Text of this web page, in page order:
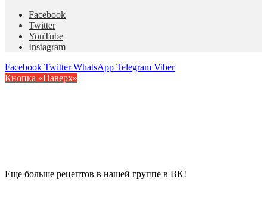
Facebook
Twitter
YouTube
Instagram
Facebook Twitter WhatsApp Telegram Viber
Кнопка «Наверх»
Еще больше рецептов в нашей группе в ВК!